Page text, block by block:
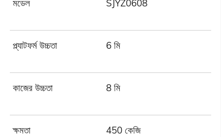
মডেল SJYZ0608
প্ল্যাটফর্ম উচ্চতা 6 মি
কাজের উচ্চতা 8 মি
ক্ষমতা 450 কেজি